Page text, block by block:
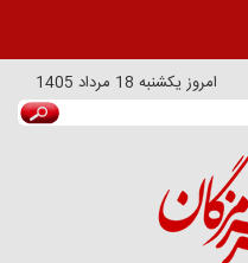
امروزيكشنبه 18 مرداد 1405